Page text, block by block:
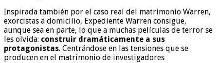
Inspirada también por el caso real del matrimonio Warren,
exorcistas a domicilio, Expediente Warren consigue,
aunque sea en parte, lo que a muchas películas de terror se
les olvida: construir dramáticamente a sus
protagonistas. Centrándose en las tensiones que se
producen en el matrimonio de investigadores